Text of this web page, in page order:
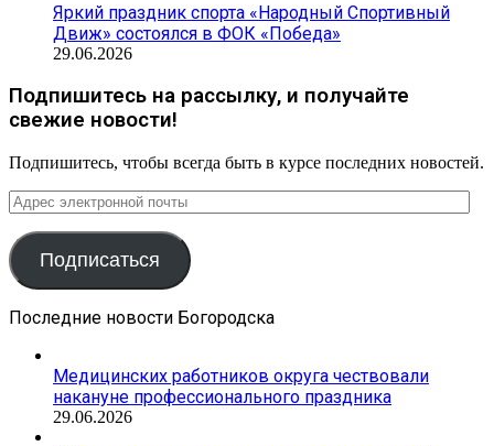
Яркий праздник спорта «Народный Спортивный
Движ» состоялся в ФОК «Победа»
29.06.2026
Подпишитесь на рассылку, и получайте
свежие новости!
Подпишитесь, чтобы всегда быть в курсе последних новостей.
Адрес
электронной
почты
Подписаться
Последние новости Богородска
Медицинских работников округа чествовали
накануне профессионального праздника
29.06.2026